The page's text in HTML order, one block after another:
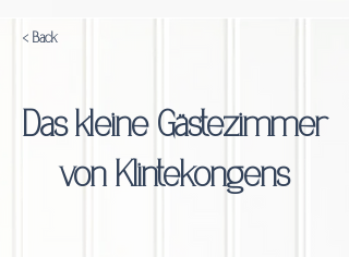
< Back
Das kleine Gästezimmer
von Klintekongens